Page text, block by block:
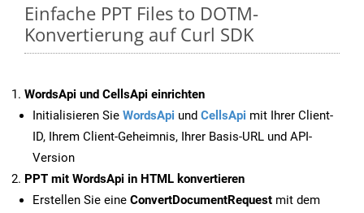
Einfache PPT Files to DOTM-
Konvertierung auf Curl SDK
WordsApi und CellsApi einrichten
Initialisieren Sie WordsApi und CellsApi mit Ihrer Client-
ID, Ihrem Client-Geheimnis, Ihrer Basis-URL und API-
Version
PPT mit WordsApi in HTML konvertieren
Erstellen Sie eine ConvertDocumentRequest mit dem